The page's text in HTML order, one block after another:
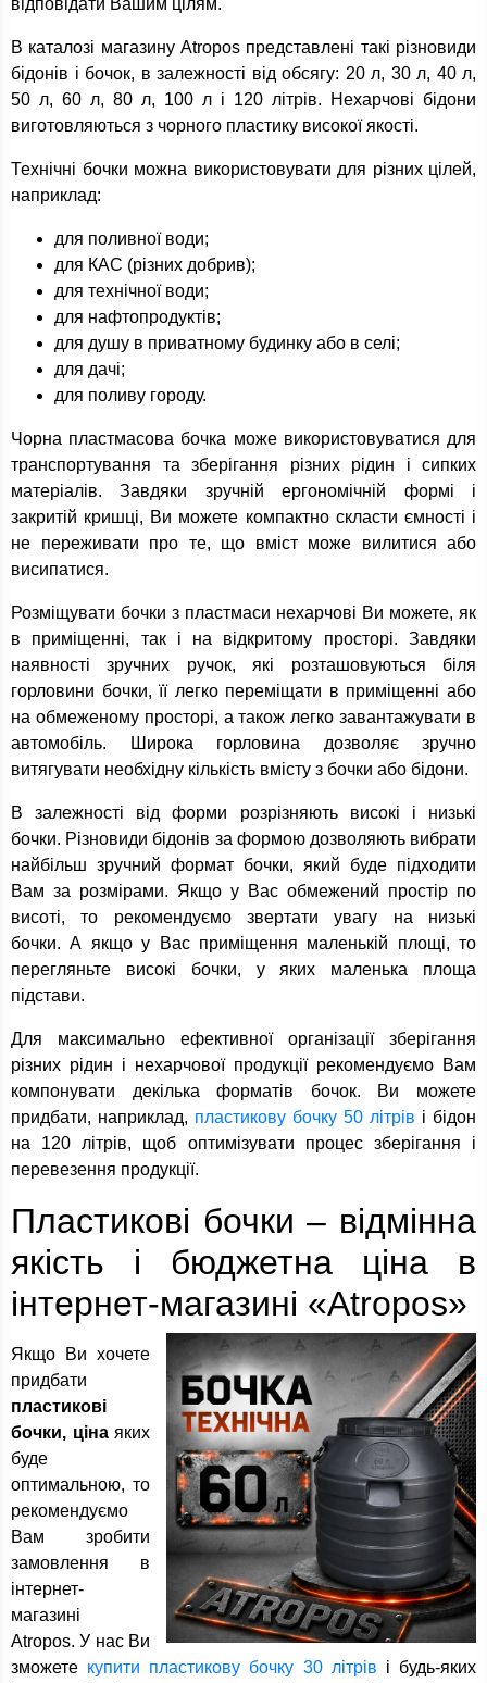
відповідати Вашим цілям.
В каталозі магазину Atropos представлені такі різновиди
бідонів і бочок, в залежності від обсягу: 20 л, 30 л, 40 л,
50 л, 60 л, 80 л, 100 л і 120 літрів. Нехарчові бідони
виготовляються з чорного пластику високої якості.
Технічні бочки можна використовувати для різних цілей,
наприклад:
для поливної води;
для КАС (різних добрив);
для технічної води;
для нафтопродуктів;
для душу в приватному будинку або в селі;
для дачі;
для поливу городу.
Чорна пластмасова бочка може використовуватися для
транспортування та зберігання різних рідин і сипких
матеріалів. Завдяки зручній ергономічній формі і
закритій кришці, Ви можете компактно скласти ємності і
не переживати про те, що вміст може вилитися або
висипатися.
Розміщувати бочки з пластмаси нехарчові Ви можете, як
в приміщенні, так і на відкритому просторі. Завдяки
наявності зручних ручок, які розташовуються біля
горловини бочки, її легко переміщати в приміщенні або
на обмеженому просторі, а також легко завантажувати в
автомобіль. Широка горловина дозволяє зручно
витягувати необхідну кількість вмісту з бочки або бідони.
В залежності від форми розрізняють високі і низькі
бочки. Різновиди бідонів за формою дозволяють вибрати
найбільш зручний формат бочки, який буде підходити
Вам за розмірами. Якщо у Вас обмежений простір по
висоті, то рекомендуємо звертати увагу на низькі
бочки. А якщо у Вас приміщення маленькій площі, то
перегляньте високі бочки, у яких маленька площа
підстави.
Для максимально ефективної організації зберігання
різних рідин і нехарчової продукції рекомендуємо Вам
компонувати декілька форматів бочок. Ви можете
придбати, наприклад, пластикову бочку 50 літрів і бідон
на 120 літрів, щоб оптимізувати процес зберігання і
перевезення продукції.
Пластикові бочки – відмінна
якість і бюджетна ціна в
інтернет-магазині «Atropos»
Якщо Ви хочете
придбати
пластикові
бочки, цінаяких
буде
оптимальною, то
рекомендуємо
Вам зробити
замовлення в
інтернет-
магазині
Atropos. У нас Ви
зможете купити пластикову бочку 30 літрів і будь-яких